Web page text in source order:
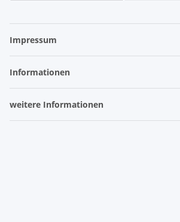
Impressum
Informationen
weitere Informationen